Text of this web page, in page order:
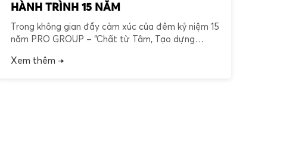
HÀNH TRÌNH 15 NĂM
Trong không gian đầy cảm xúc của đêm kỷ niệm 15
năm PRO GROUP – “Chất từ Tâm, Tạo dựng
bằng nguồn năng lượng mạnh mẽ và thông điệp
Xem thêm →